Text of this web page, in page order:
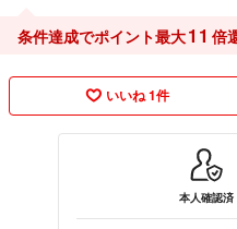
条件達成でポイント最大11 倍
いいね 1件
本人確認済